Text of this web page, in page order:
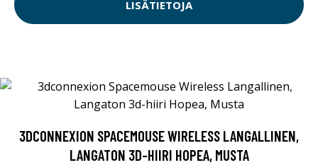
LISÄTIETOJA
3DCONNEXION SPACEMOUSE WIRELESS LANGALLINEN,
LANGATON 3D-HIIRI HOPEA, MUSTA